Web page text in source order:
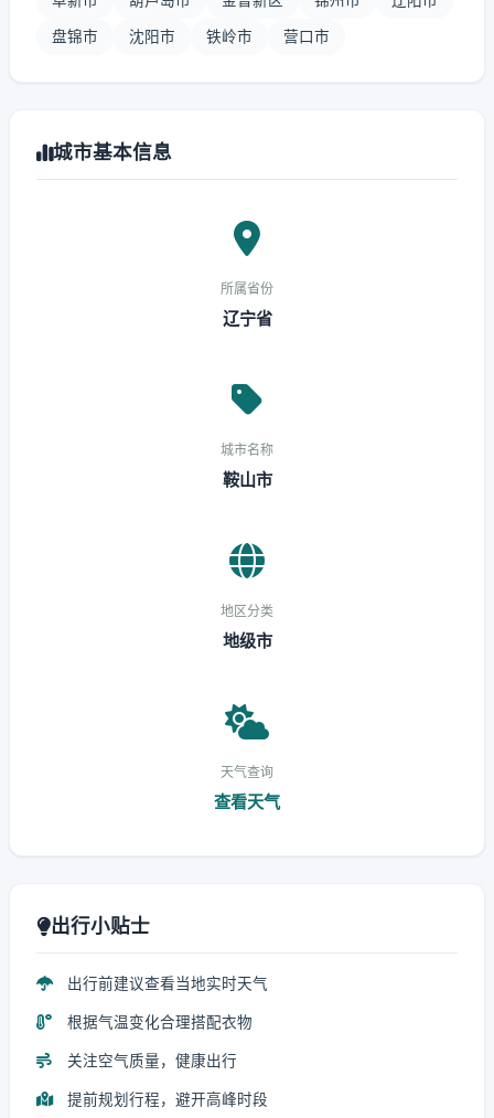
盘锦市 沈阳市 铁岭市 营口市
城市基本信息
所属省份
辽宁省
城市名称
鞍山市
地区分类
地级市
天气查询
查看天气
出行小贴士
出行前建议查看当地实时天气
根据气温变化合理搭配衣物
关注空气质量，健康出行
提前规划行程，避开高峰时段